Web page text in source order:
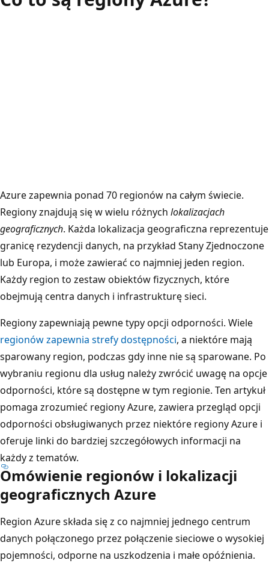
Azure zapewnia ponad 70 regionów na całym świecie.
Regiony znajdują się w wielu różnych lokalizacjach
geograficznych. Każda lokalizacja geograficzna reprezentuje
granicę rezydencji danych, na przykład Stany Zjednoczone
lub Europa, i może zawierać co najmniej jeden region.
Każdy region to zestaw obiektów fizycznych, które
obejmują centra danych i infrastrukturę sieci.
Regiony zapewniają pewne typy opcji odporności. Wiele
regionów zapewnia strefy dostępności, a niektóre mają
sparowany region, podczas gdy inne nie są sparowane. Po
wybraniu regionu dla usług należy zwrócić uwagę na opcje
odporności, które są dostępne w tym regionie. Ten artykuł
pomaga zrozumieć regiony Azure, zawiera przegląd opcji
odporności obsługiwanych przez niektóre regiony Azure i
oferuje linki do bardziej szczegółowych informacji na
każdy z tematów.
Omówienie regionów i lokalizacji
geograficznych Azure
Region Azure składa się z co najmniej jednego centrum
danych połączonego przez połączenie sieciowe o wysokiej
pojemności, odporne na uszkodzenia i małe opóźnienia.